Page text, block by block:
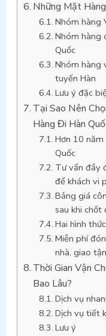
Những Mặt
Nhóm hàng
Nhóm hàng
Quốc
Nhóm hàng
tuyến Hàn
Lưu ý đặc
Tại Sao Nên
Hàng Đi Hàn
Hơn 10
Quốc
Tư vấn đầy
để khách vi
Bảng giá
sau khi chốt
Hai hình
Miễn phí
nhà, giao
Thời Gian Vận
Bao Lâu?
Dịch vụ
Dịch vụ tiết
Lưu ý